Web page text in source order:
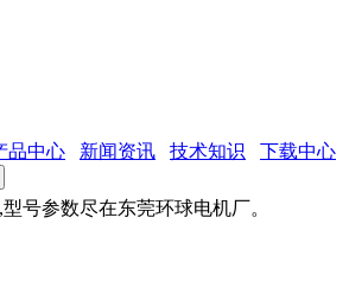
品中心 新闻资讯 技术知识 下载中心
号参数尽在东莞环球电机厂。